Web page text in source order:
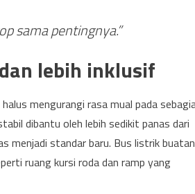
sama pentingnya.”
lebih inklusif
mengurangi rasa mual pada
dibantu oleh lebih sedikit panas dari
menjadi standar baru. Bus listrik buatan
ruang kursi roda dan ramp yang